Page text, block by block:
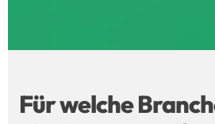
Für welche